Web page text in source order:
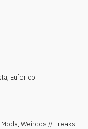
, Euforico
Weirdos // Freaks